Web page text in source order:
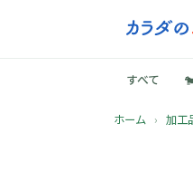
すべて
ホーム › 加工